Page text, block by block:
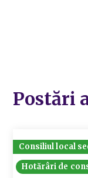
Postări
Consiliul local
Hotărâri de